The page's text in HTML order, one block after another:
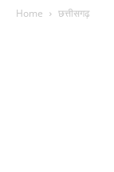
Home छत्तीसगढ़